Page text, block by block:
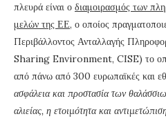
πλευρά είναι ο διαμοιρασμός των
μελών της ΕΕ, ο οποίος
Περιβάλλοντος Ανταλλαγής
Sharing Environment, CISE) το
από πάνω από 300 ευρωπαϊκές και
ασφάλεια και προστασία των
αλιείας, η ετοιμότητα και